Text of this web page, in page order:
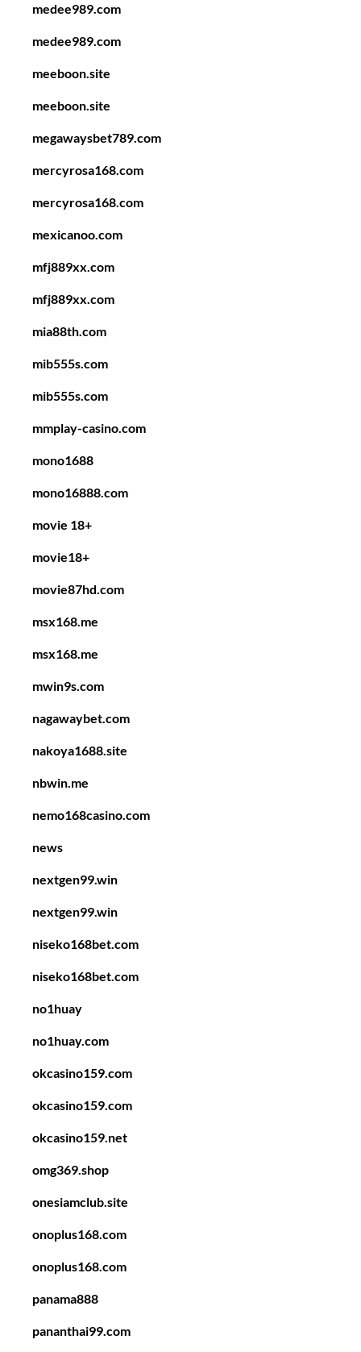
medee989.com
medee989.com
meeboon.site
meeboon.site
megawaysbet789.com
mercyrosa168.com
mercyrosa168.com
mexicanoo.com
mfj889xx.com
mfj889xx.com
mia88th.com
mib555s.com
mib555s.com
mmplay-casino.com
mono1688
mono16888.com
movie 18+
movie18+
movie87hd.com
msx168.me
msx168.me
mwin9s.com
nagawaybet.com
nakoya1688.site
nbwin.me
nemo168casino.com
news
nextgen99.win
nextgen99.win
niseko168bet.com
niseko168bet.com
no1huay
no1huay.com
okcasino159.com
okcasino159.com
okcasino159.net
omg369.shop
onesiamclub.site
onoplus168.com
onoplus168.com
panama888
pananthai99.com